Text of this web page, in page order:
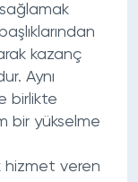
kazanç
Aynı
birlikte
bir yükselme
hizmet veren